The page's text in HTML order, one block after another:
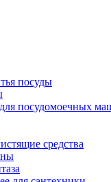
посуды
посудомоечных
средства